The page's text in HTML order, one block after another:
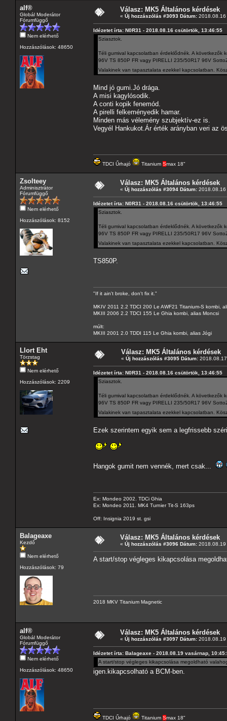
alf®
Globál Moderátor
Fórumfüggő
Nem elérhető
Hozzászólások: 48650
Válasz: MK5 Általános kérdések
« Új hozzászólás #3093 Dátum: 2018.08.16
Idézetet írta: N0R31 - 2018.08.16 csütörtök, 13:46:55
Sziasztok.
Téli gumival kapcsolatban érdeklődnék. A következők
96V TS 850P FR vagy PIRELLI 235/50R17 96V
Valakinek van tapasztalata ezekkel kapcsolatban.
Mind jó gumi.Jó drága.
A misi kagylósodik.
A conti kopik fenemód.
A pirelli felkeményedik hamar.
Minden más vélemény szubjektív-ez is.
Vegyél Hankukot.Ár érték arányban veri az
TDCI Űrhajó Titanium Smax 18"
Zsolteey
Adminisztrátor
Fórumfüggő
Nem elérhető
Hozzászólások: 8152
Válasz: MK5 Általános kérdések
« Új hozzászólás #3094 Dátum: 2018.08.16
Idézetet írta: N0R31 - 2018.08.16 csütörtök, 13:46:55
Sziasztok.
Téli gumival kapcsolatban érdeklődnék. A következők
96V TS 850P FR vagy PIRELLI 235/50R17 96V
Valakinek van tapasztalata ezekkel kapcsolatban.
TS850P.
"If it ain't broke, don't fix it."
MKIV 2011 2.2 TDCI 200 Le AWF21 Titanium-S kombi,
MKIII 2006 2.2 TDCI 155 Le Ghia kombi, alias Moncsi
múlt:
MKIII 2001 2.0 TDDI 115 Le Ghia kombi, alias Jógi
Llort Eht
Törzstag
Nem elérhető
Hozzászólások: 2209
Válasz: MK5 Általános kérdések
« Új hozzászólás #3095 Dátum:
Idézetet írta: N0R31 - 2018.08.16 csütörtök, 13:46:55
Sziasztok.
Téli gumival kapcsolatban érdeklődnék. A következők
96V TS 850P FR vagy PIRELLI 235/50R17 96V
Valakinek van tapasztalata ezekkel kapcsolatban.
Ezek szerintem egyik sem a legfrissebb
Hangok gumit nem vennék, mert csak...
Ex: Mondeo 2002. TDCi Ghia
Ex: Mondeo 2011. MK4 Turnier Tit-S 163ps
Off: Insignia 2019 st. gsi
Balageaxe
Kezdő
Nem elérhető
Hozzászólások: 79
Válasz: MK5 Általános kérdések
« Új hozzászólás #3096 Dátum:
A start/stop végleges kikapcsolása
2018 MKV Titanium Magnetic
alf®
Globál Moderátor
Fórumfüggő
Nem elérhető
Hozzászólások: 48650
Válasz: MK5 Általános kérdések
« Új hozzászólás #3097 Dátum: 2018.08.19
Idézetet írta: Balageaxe - 2018.08.19 vasárnap,
A start/stop végleges kikapcsolása megoldható
igen.kikapcsolható a BCM-ben.
TDCI Űrhajó Titanium Smax 18"